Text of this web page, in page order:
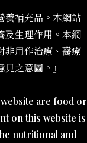
養補充品。本網站
及生理作用。本網
非用作治療、醫療
之意圖。』
are food or
on this website is
nutritional and